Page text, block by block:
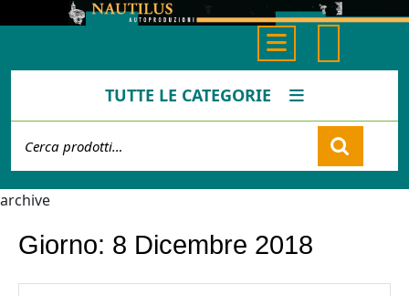
Button
TUTTE LE CATEGORIE
Cart
archive
Giorno: 8 Dicembre 2018